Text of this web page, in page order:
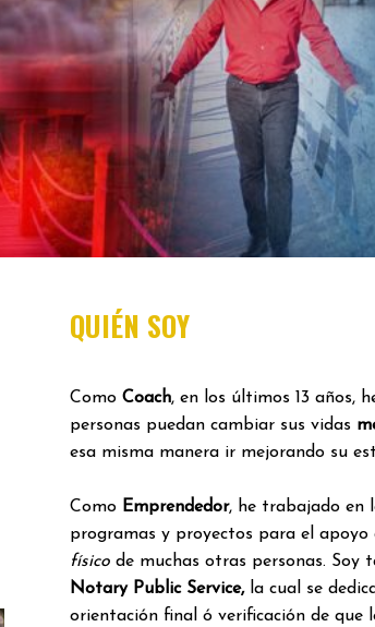
QUIÉN SOY
Como Coach, en los últimos 13 años,
personas puedan cambiar sus vidas
esa misma manera ir mejorando su
Como Emprendedor, he trabajado en
programas y proyectos para el apoyo
físico de muchas otras personas. Soy
Notary Public Service,la cual se
orientación final ó verificación de que